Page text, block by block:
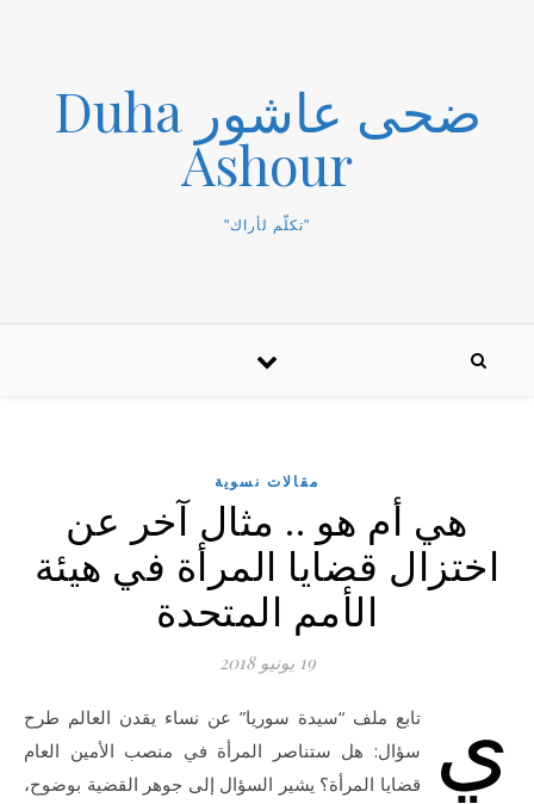
ضحى عاشور Duha
Ashour
"تكلّم لأراك"
مقالات نسوية
هي أم هو .. مثال آخر عن
اختزال قضايا المرأة في هيئة
الأمم المتحدة
19 يونيو 2018
ي
تابع ملف “سيدة سوريا” عن نساء يقدن العالم طرح
سؤال: هل ستناصر المرأة في منصب الأمين العام
قضايا المرأة؟ يشير السؤال إلى جوهر القضية بوضوح،